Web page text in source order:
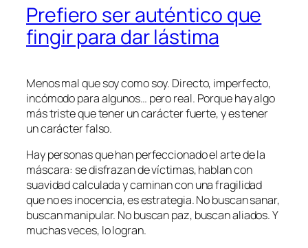
Prefiero ser auténtico que
fingir para dar lástima
Menos mal que soy como soy. Directo, imperfecto,
incómodo para algunos… pero real. Porque hay algo
más triste que tener un carácter fuerte, y es tener
un carácter falso.
Hay personas que han perfeccionado el arte de la
máscara: se disfrazan de víctimas, hablan con
suavidad calculada y caminan con una fragilidad
que no es inocencia, es estrategia. No buscan sanar,
buscan manipular. No buscan paz, buscan aliados. Y
muchas veces, lo logran.